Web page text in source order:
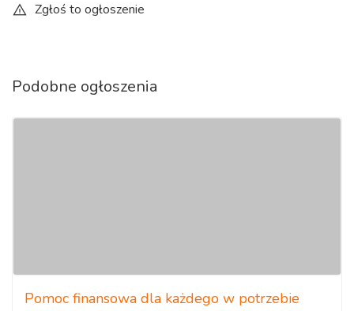
Zgłoś to ogłoszenie
Podobne ogłoszenia
Pomoc finansowa dla każdego w potrzebie